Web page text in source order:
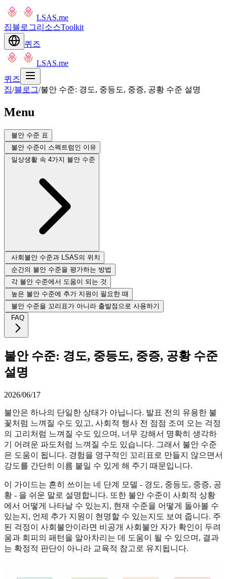
LSAS.me
집블로그리소스Toolkit
퀴즈
LSAS.me
퀴즈
집/블로그/불안 수준: 경도, 중등도, 중증, 공황 수준 설명
Menu
불안 수준 표
불안 수준이 스펙트럼인 이유
일상생활 속 4가지 불안 수준
사회불안 수준과 LSAS의 위치
순간의 불안 수준을 평가하는 방법
각 불안 수준에서 도움이 되는 것
높은 불안 수준에 추가 지원이 필요한 때
불안 수준을 꼬리표가 아니라 출발점으로 사용하기
FAQ
불안 수준: 경도, 중등도, 중증, 공황 수준
설명
2026/06/17
불안은 하나의 단일한 상태가 아닙니다. 발표 전의 유용한 불
꽃처럼 느껴질 수도 있고, 사회적 행사 전 점점 조여 오는 걱정
의 고리처럼 느껴질 수도 있으며, 너무 강해서 명확히 생각하
기 어려운 파도처럼 느껴질 수도 있습니다. 그래서 불안 수준
은 도움이 됩니다. 경험을 영구적인 꼬리표로 만들지 않으면서
강도를 간단히 이름 붙일 수 있게 해 주기 때문입니다.
이 가이드는 흔히 쓰이는 네 단계 모델 - 경도, 중등도, 중증, 공
황 - 을 쉬운 말로 설명합니다. 또한 불안 수준이 사회적 상황
에서 어떻게 나타날 수 있는지, 현재 수준을 어떻게 돌아볼 수
있는지, 언제 추가 지원이 현명할 수 있는지도 보여 줍니다. 주
된 걱정이 사회불안이라면 비공개 사회불안 자가 확인이 두려
움과 회피의 패턴을 알아차리는 데 도움이 될 수 있으며, 결과
는 확정적 판단이 아니라 교육적 참고로 유지됩니다.